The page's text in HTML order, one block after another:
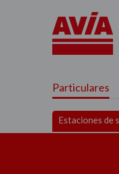
Particulares
Estaciones de